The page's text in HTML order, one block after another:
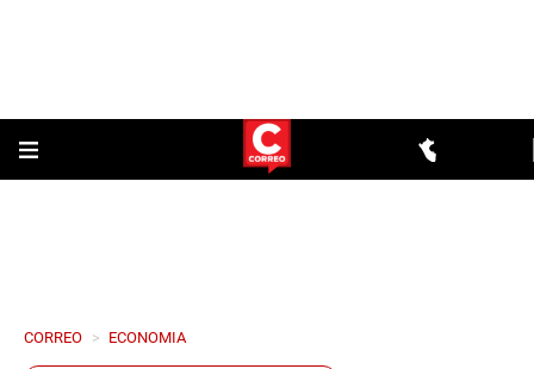
CORREO > ECONOMIA